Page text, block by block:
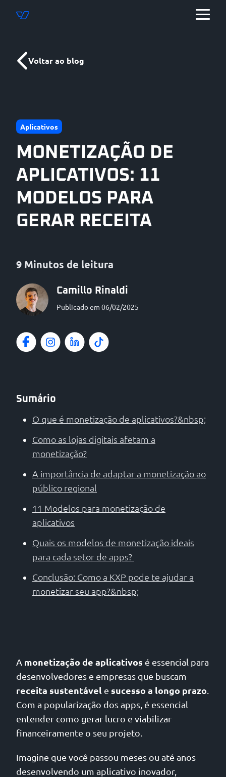
Voltar ao blog
Aplicativos
MONETIZAÇÃO DE
APLICATIVOS: 11
MODELOS PARA
GERAR RECEITA
9 Minutos de leitura
Camillo Rinaldi
Publicado em 06/02/2025
Sumário
O que é monetização de aplicativos?&nbsp;
Como as lojas digitais afetam a
monetização?
A importância de adaptar a monetização ao
público regional
11 Modelos para monetização de
aplicativos
Quais os modelos de monetização ideais
para cada setor de apps?
Conclusão: Como a KXP pode te ajudar a
monetizar seu app?&nbsp;
A monetização de aplicativos é essencial para
desenvolvedores e empresas que buscam
receita sustentável e sucesso a longo prazo.
Com a popularização dos apps, é essencial
entender como gerar lucro e viabilizar
financeiramente o seu projeto.
Imagine que você passou meses ou até anos
desenvolvendo um aplicativo inovador,